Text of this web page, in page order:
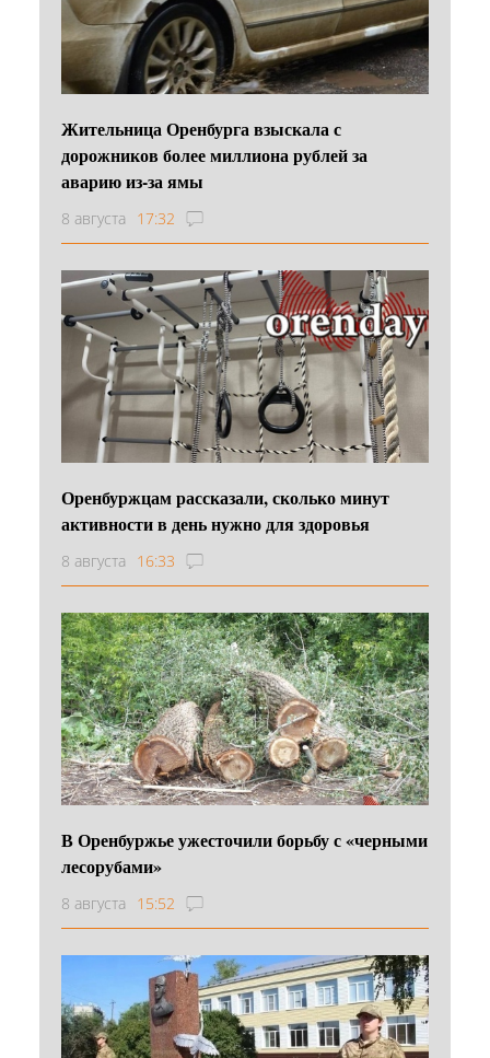
Жительница Оренбурга взыскала с
дорожников более миллиона рублей за
аварию из-за ямы
8 августа 17:32
Оренбуржцам рассказали, сколько минут
активности в день нужно для здоровья
8 августа 16:33
В Оренбуржье ужесточили борьбу с «черными
лесорубами»
8 августа 15:52